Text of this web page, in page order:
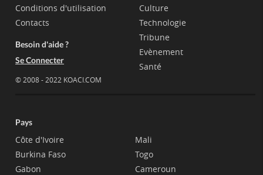
Conditions d'utilisation
Contacts
Besoin d'aide ?
Se Connecter
© 2008 - 2022 KOACI.COM
Culture
Technologie
Tribune
Evènement
Santé
Pays
Côte d'Ivoire
Burkina Faso
Gabon
Mali
Togo
Cameroun